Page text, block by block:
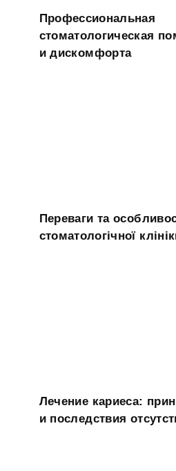
Профессиональная
стоматологическая
и дискомфорта
Переваги та
стоматологічної
Лечение кариеса:
и последствия